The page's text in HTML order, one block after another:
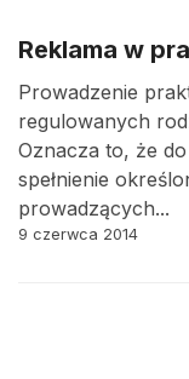
Reklama w
Prowadzenie
regulowanych
Oznacza to, że
spełnienie
prowadzących...
9 czerwca 2014